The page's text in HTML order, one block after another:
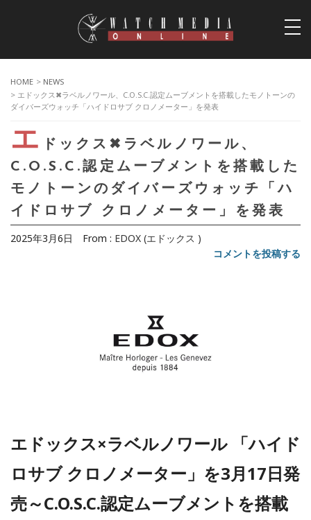
HOME > NEWS
> エドックス✖ラベルノワール、C.O.S.C.認定ムーブメントを搭載したモノトーンの
ダイバーズウォッチ「ハイドロサブ クロノメーター」を発表
エ
ドックス✖ラベルノワール、
C.O.S.C.認定ムーブメントを搭載した
モノトーンのダイバーズウォッチ「ハ
イドロサブ クロノメーター」を発表
2025年3月6日 From : EDOX (エドックス )
コメントを投稿する
エドックス×ラベルノワール 「ハイド
ロサブ クロノメーター」を3月17日発
売～C.O.S.C.認定ムーブメントを搭載